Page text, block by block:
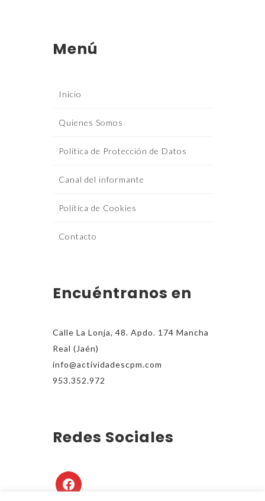
Menú
Inicio
Quienes Somos
Política de Protección de Datos
Canal del informante
Política de Cookies
Contacto
Encuéntranos en
Calle La Lonja, 48. Apdo. 174 Mancha
Real (Jaén)
info@actividadescpm.com
953.352.972
Redes Sociales